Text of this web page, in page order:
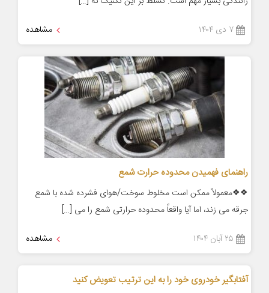
مشاهده
راهنمای فهمیدن محدوده حرارت شمع
❖❖معمولاً ممکن است مخلوط سوخت/هوای فشرده شده با شمع
جرقه می زند، اما آیا واقعاً محدوده حرارتی شمع را می […]
مشاهده
آفتابگیر خودروی خود را به این ترتیب تعویض کنید